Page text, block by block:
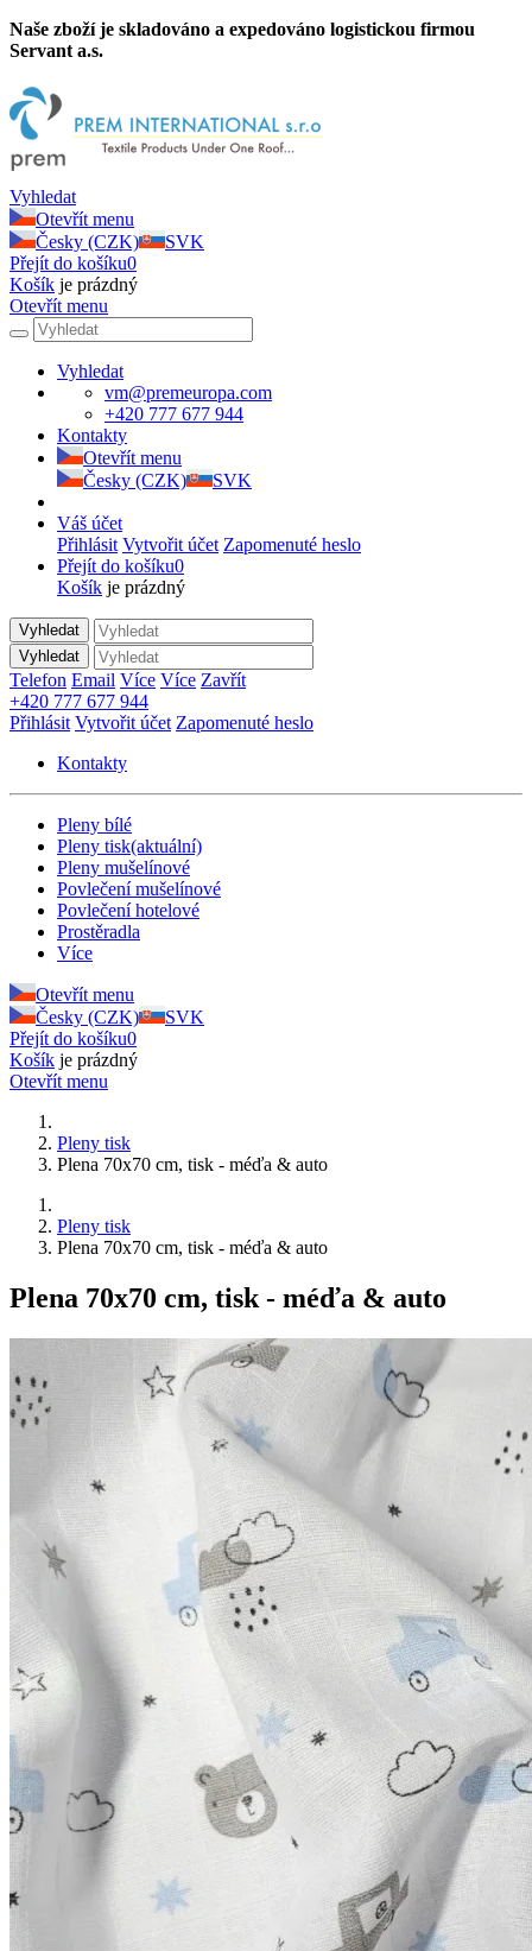
Naše zboží je skladováno a expedováno logistickou firmou
Servant a.s.
Vyhledat
Otevřít menu
Česky (CZK)
SVK
Přejít do košíku0
Košík je prázdný
Otevřít menu
Vyhledat
vm@premeuropa.com
+420 777 677 944
Kontakty
Otevřít menu
Česky (CZK)
SVK
Váš účet
Přihlásit Vytvořit účet Zapomenuté heslo
Přejít do košíku0
Košík je prázdný
Vyhledat
Vyhledat
Telefon Email Více Více Zavřít
+420 777 677 944
Přihlásit Vytvořit účet Zapomenuté heslo
Kontakty
Pleny bílé
Pleny tisk(aktuální)
Pleny mušelínové
Povlečení mušelínové
Povlečení hotelové
Prostěradla
Více
Otevřít menu
Česky (CZK)
SVK
Přejít do košíku0
Košík je prázdný
Otevřít menu
Pleny tisk
Plena 70x70 cm, tisk - méďa & auto
Pleny tisk
Plena 70x70 cm, tisk - méďa & auto
Plena 70x70 cm, tisk - méďa & auto